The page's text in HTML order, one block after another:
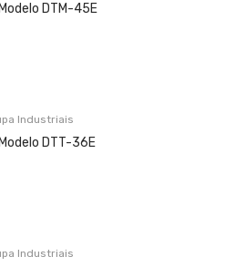
DTM-45E
Industriais
DTT-36E
Industriais